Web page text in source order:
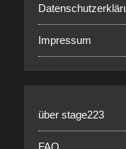
Impressum
über stage223